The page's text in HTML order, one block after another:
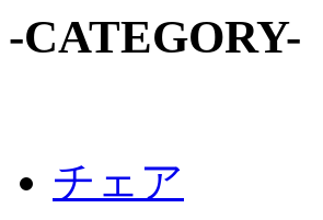
-CATEGORY-
チェア